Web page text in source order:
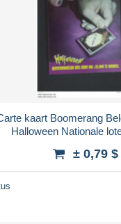
kaart Boomerang
Halloween Nationale
± 0,79 $